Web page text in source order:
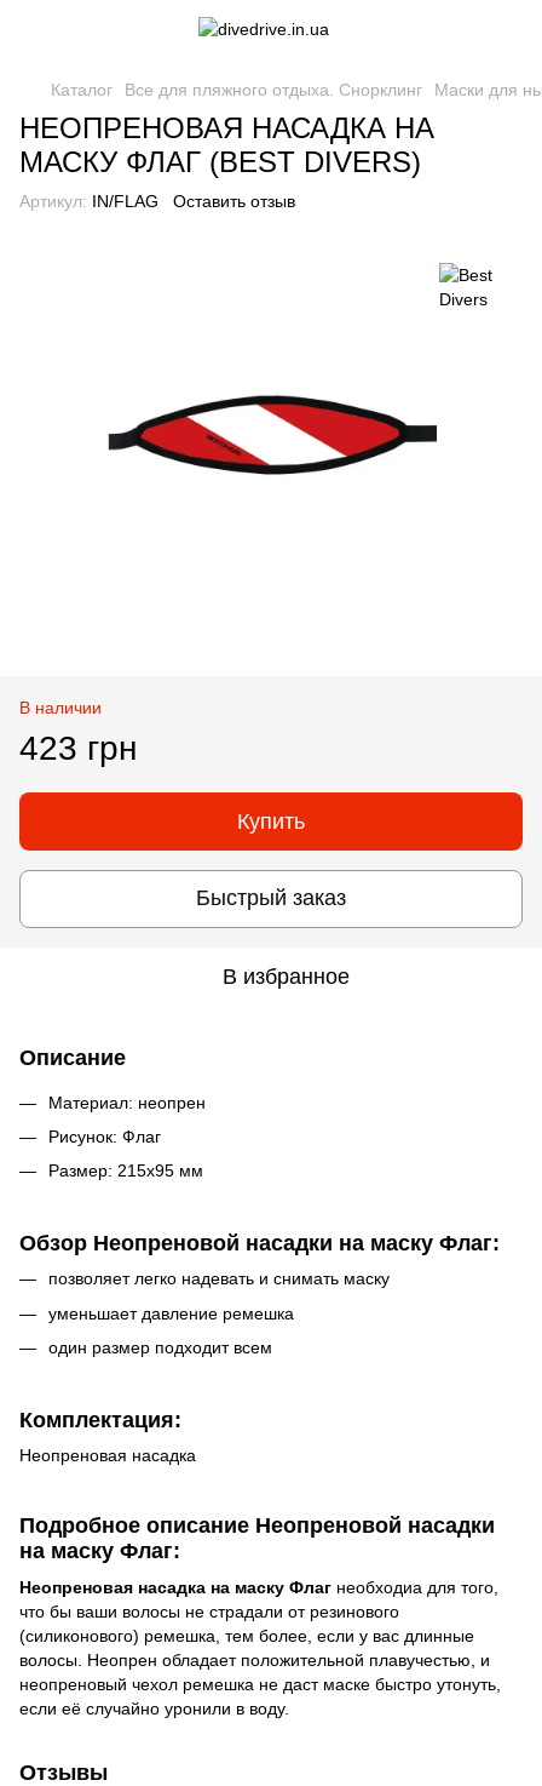
Каталог Все для пляжного отдыха. Снорклинг Маски для
НЕОПРЕНОВАЯ НАСАДКА НА
МАСКУ ФЛАГ (BEST DIVERS)
Артикул: IN/FLAG Оставить отзыв
В наличии
423 грн
Купить
Быстрый заказ
В избранное
Описание
Материал: неопрен
Рисунок: Флаг
Размер: 215х95 мм
Обзор Неопреновой насадки на маску Флаг:
позволяет легко надевать и снимать маску
уменьшает давление ремешка
один размер подходит всем
Комплектация:
Неопреновая насадка
Подробное описание Неопреновой насадки
на маску Флаг:
Неопреновая насадка на маску Флаг необходиа для того,
что бы ваши волосы не страдали от резинового
(силиконового) ремешка, тем более, если у вас длинные
волосы. Неопрен обладает положительной плавучестью, и
неопреновый чехол ремешка не даст маске быстро утонуть,
если её случайно уронили в воду.
Отзывы